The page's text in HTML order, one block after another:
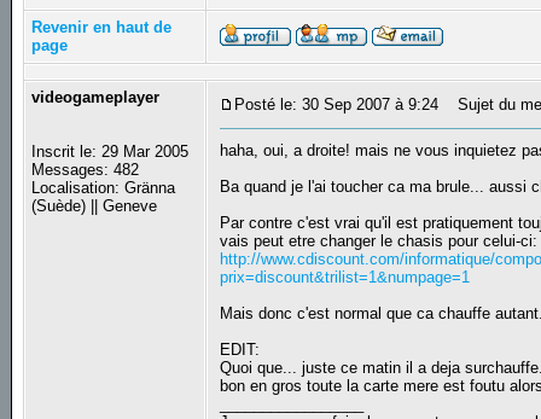
Revenir en haut de
page
videogameplayer
Inscrit le: 29 Mar 2005
Messages: 482
Localisation: Gränna
(Suède) || Geneve
Posté le: 30 Sep 2007 à 9:24 Sujet du
haha, oui, a droite! mais ne vous inquietez
Ba quand je l'ai toucher ca ma brule... aussi
Par contre c'est vrai qu'il est pratiquement
vais peut etre changer le chasis pour celui-ci:
http://www.cdiscount.com/informatique/
prix=discount&trilist=1&numpage=1
Mais donc c'est normal que ca chauffe
EDIT:
Quoi que... juste ce matin il a deja
bon en gros toute la carte mere est foutu